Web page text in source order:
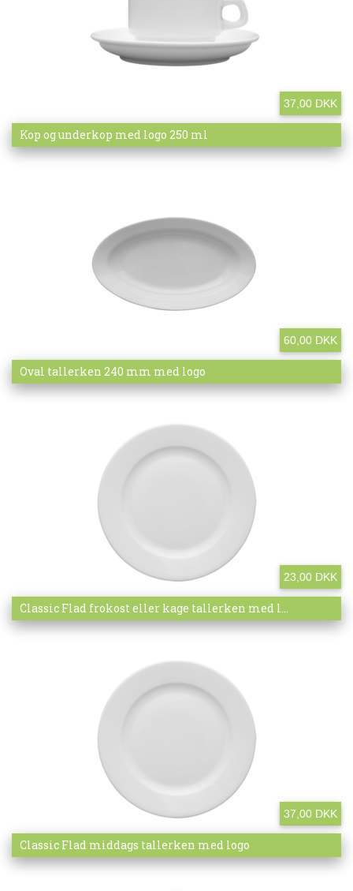
37,00 DKK
Kop og underkop med logo 250 ml
Mere info
60,00 DKK
Oval tallerken 240 mm med logo
Mere info
23,00 DKK
Classic Flad frokost eller kage tallerken med l...
Mere info
37,00 DKK
Classic Flad middags tallerken med logo
Mere info